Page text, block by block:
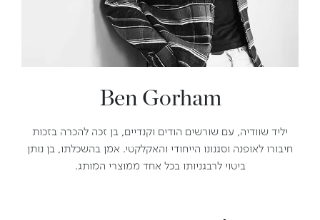
Ben Gorham
יליד שוודיה, עם שורשים הודים וקנדיים, בן זכה להכרה בזכות
חיבורו לאופנה וסגנונו הייחודי והאקלקטי. אמן בהשכלתו, בן נותן
ביטוי לרבגניותו בכל אחד ממוצרי המותג.